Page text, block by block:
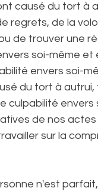
causé du tort à
regrets, de la
de trouver une
soi-même
envers soi-
du tort à
culpabilité envers
de nos actes
sur la
n'est